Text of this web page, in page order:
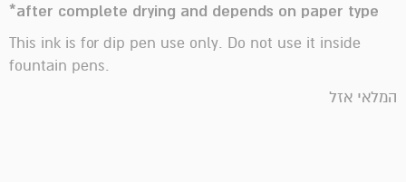
*after complete drying and depends on paper type
This ink is for dip pen use only. Do not use it inside
fountain pens.
המלאי אזל